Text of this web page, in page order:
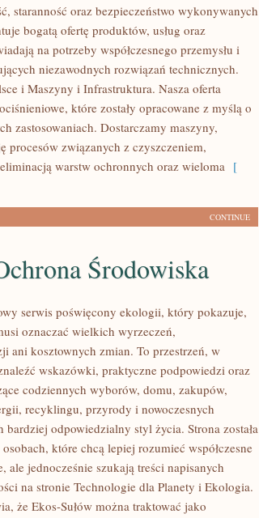
staranność oraz bezpieczeństwo wykonywanych
bogatą ofertę produktów, usług oraz
na potrzeby współczesnego przemysłu i
niezawodnych rozwiązań technicznych.
i Maszyny i Infrastruktura. Nasza oferta
które zostały opracowane z myślą o
zastosowaniach. Dostarczamy maszyny,
procesów związanych z czyszczeniem,
warstw ochronnych oraz wieloma [
CONTINUE
Środowiska
serwis poświęcony ekologii, który pokazuje,
oznaczać wielkich wyrzeczeń,
ani kosztownych zmian. To przestrzeń, w
wskazówki, praktyczne podpowiedzi oraz
codziennych wyborów, domu, zakupów,
recyklingu, przyrody i nowoczesnych
bardziej odpowiedzialny styl życia. Strona została
które chcą lepiej rozumieć współczesne
ale jednocześnie szukają treści napisanych
na stronie Technologie dla Planety i Ekologia.
że Ekos-Sułów można traktować jako